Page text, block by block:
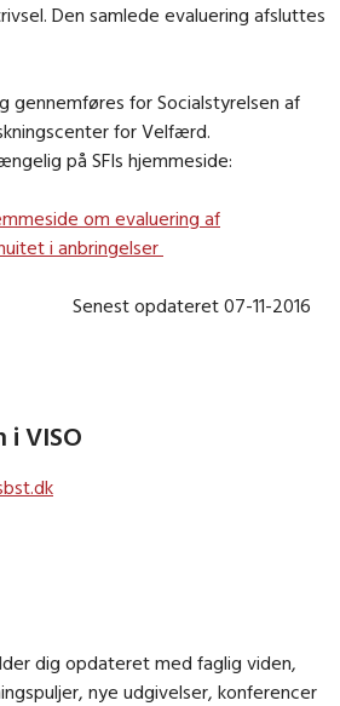
Den samlede evaluering afsluttes
gennemføres for Socialstyrelsen af
for Velfærd.
på SFIs hjemmeside:
om evaluering af
i anbringelser
Senest opdateret 07-11-2016
i VISO
dig opdateret med faglig viden,
nye udgivelser, konferencer